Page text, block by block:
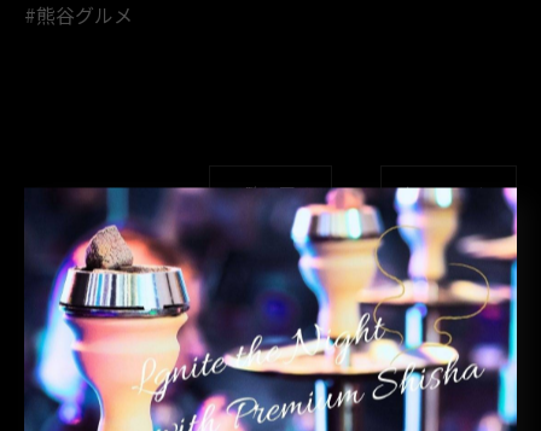
#熊谷グルメ
一覧に戻る 次のページ >
関連タグ
#熊谷 #シーシャ